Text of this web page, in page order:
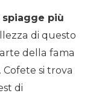
spiagge più
di questo
della fama
si trova
di